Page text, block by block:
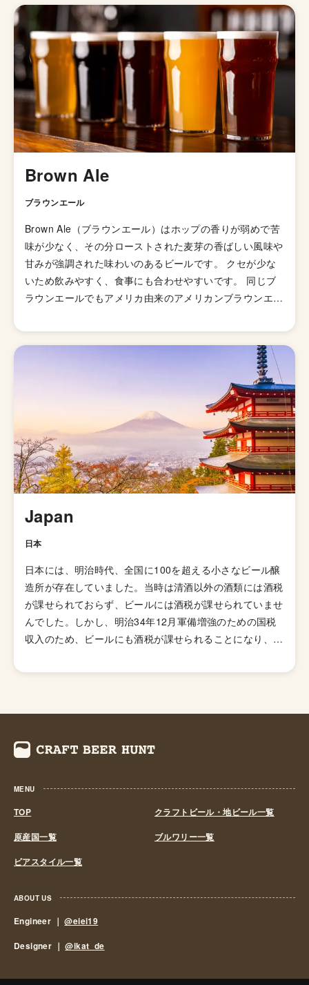
ゴビールだということです。ちなみに同ブルワリーのロゴ
のヤギはこのとき出会った女性作家が書いたものです。
この創業の物語と志を忘れず、世界を舞台にできるような
ビール造りを心がけているロマンチックなブルワリーで
す。
Brown Ale
ブラウンエール
Brown Ale（ブラウンエール）はホップの香りが弱めで苦
味が少なく、その分ローストされた麦芽の香ばしい風味や
甘みが強調された味わいのあるビールです。 クセが少な
いため飲みやすく、食事にも合わせやすいです。 同じブ
ラウンエールでもアメリカ由来のアメリカンブラウンエー
由来のイングリッシュブラウンエールとは味や香りが大き
く異なります。 Stout（スタウト）やPorter（ポーター）
と同様に、香りを楽しむなら少し高めの温度（7〜13度）
Japan
日本
日本には、明治時代、全国に100を超える小さなビール醸
造所が存在していました。当時は清酒以外の酒類には酒税
が課せられておらず、ビールには酒税が課せられていませ
んでした。しかし、明治34年12月軍備増強のための国税
収入のため、ビールにも酒税が課せられることになり、資
を消していきました。これによりビール作りは戦後しばら
の年間2,000キロリッターから60キロリッターに引き下げ
られたことで転機がおとずれます。これにより、再び小規
が誕生する流れができました。ちなみ、地ビール製造免許
第1号は新潟県のエチゴビールと北海道のオホーツクビー
「オホーツクビール」が発売されました。 この経済政策
は功を奏し、日本中に続々と地ビール製造業社が生まれ、
造所が全国各地に誕生しました。しかし、ただブームだけ
に乗って参入したきた業社は、ビールの品質が低かった
経営は長続きせず徐々にその数を減らしていきました。
MENU
TOP
クラフトビール・地ビール一覧
原産国一覧
ブルワリー一覧
ビアスタイル一覧
ABOUT US
Engineer ｜@eiei19
Designer ｜@ikat_de